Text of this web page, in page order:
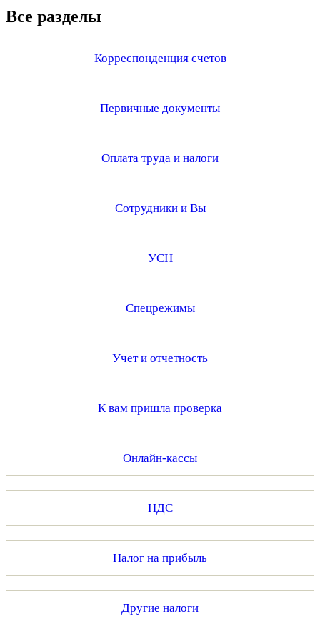
Все разделы
Корреспонденция счетов
Первичные документы
Оплата труда и налоги
Сотрудники и Вы
УСН
Спецрежимы
Учет и отчетность
К вам пришла проверка
Онлайн-кассы
НДС
Налог на прибыль
Другие налоги